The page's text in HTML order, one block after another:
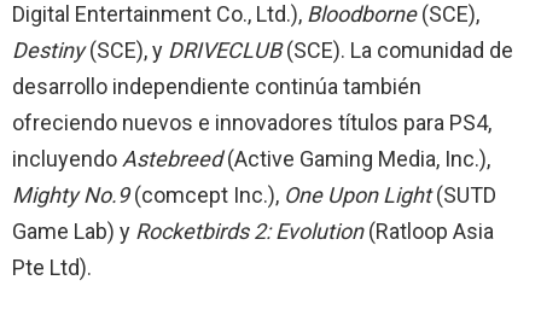
Digital Entertainment Co., Ltd.), Bloodborne(SCE),
Destiny(SCE), y DRIVECLUB(SCE). La comunidad de
desarrollo independiente continúa también
ofreciendo nuevos e innovadores títulos para PS4,
incluyendoAstebreed(Active Gaming Media, Inc.),
Mighty No.9(comcept Inc.), One Upon Light(SUTD
Game Lab) y Rocketbirds 2: Evolution(Ratloop Asia
Pte Ltd).